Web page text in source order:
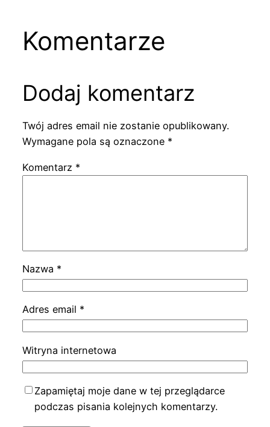
Komentarze
Dodaj komentarz
Twój adres email nie zostanie opublikowany.
Wymagane pola są oznaczone *
Komentarz *
Nazwa *
Adres email *
Witryna internetowa
Zapamiętaj moje dane w tej przeglądarce
podczas pisania kolejnych komentarzy.